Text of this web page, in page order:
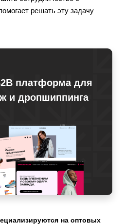
решать эту задачу
платформа для
и дропшиппинга
на оптовых